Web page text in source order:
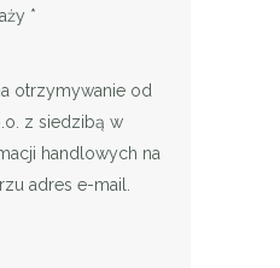
*
otrzymywanie od
z siedzibą w
handlowych na
adres e-mail.